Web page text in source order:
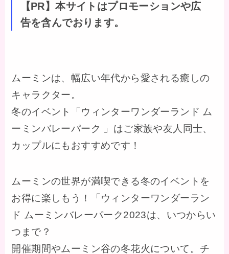
【PR】本サイトはプロモーションや広
告を含んでおります。
ムーミンは、幅広い年代から愛される癒しの
キャラクター。
冬のイベント「ウィンターワンダーランド ム
ーミンバレーパーク 」はご家族や友人同士、
カップルにもおすすめです！
ムーミンの世界が満喫できる冬のイベントを
お得に楽しもう！「ウィンターワンダーラン
ド ムーミンバレーパーク2023は、いつからい
つまで？
開催期間やムーミン谷の冬花火について。チ